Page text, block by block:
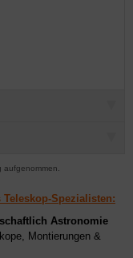
Spezialisten:
Astronomie
Montierungen &